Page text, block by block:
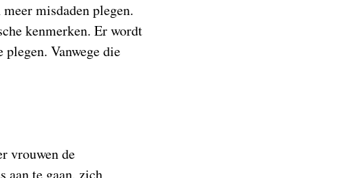
misdaden plegen.
kenmerken. Er wordt
Vanwege die
vrouwen de
aan te gaan, zich